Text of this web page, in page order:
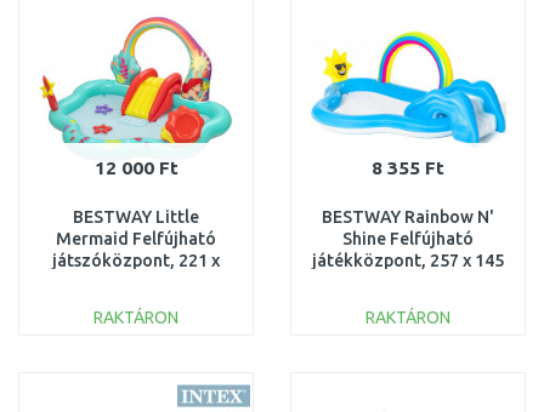
12 000 Ft
BESTWAY Little
Mermaid Felfújható
játszóközpont, 221 x
RAKTÁRON
Összehasonlítás
8 355 Ft
BESTWAY Rainbow N'
Shine Felfújható
játékközpont, 257 x 145
RAKTÁRON